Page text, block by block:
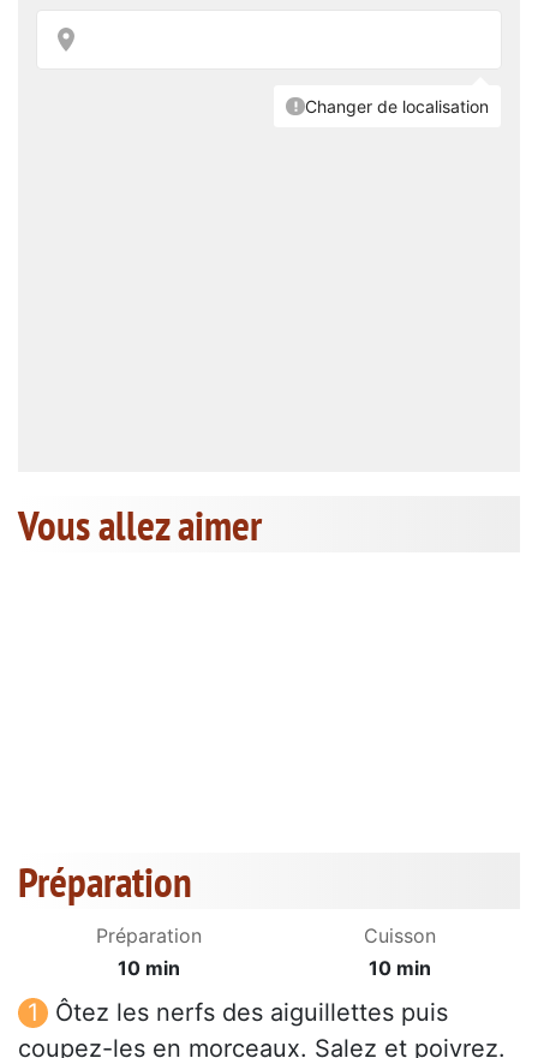
Vous allez aimer
Préparation
Préparation
10 min
Cuisson
10 min
Ôtez les nerfs des aiguillettes puis
coupez-les en morceaux. Salez et poivrez.